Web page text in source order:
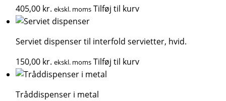
405,00 kr. ekskl. moms Tilføj til kurv
Serviet dispenser til interfold servietter, hvid.
150,00 kr. ekskl. moms Tilføj til kurv
Tråddispenser i metal